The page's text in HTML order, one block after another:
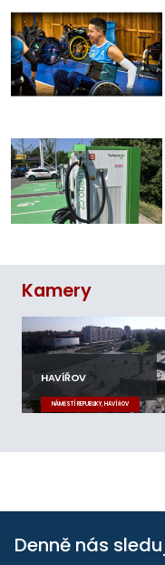
Kamery
HAVÍŘOV
NÁMĚSTÍ REPUBLIKY, HAVÍŘOV
Denně nás